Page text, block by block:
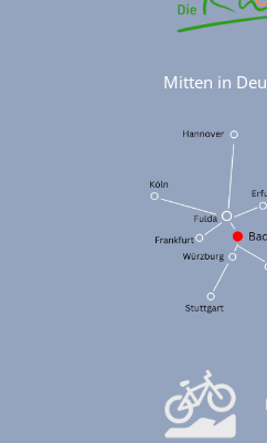
Mitten in